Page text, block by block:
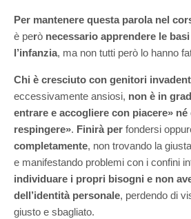
Per mantenere questa parola nel
è però necessario apprendere le
l’infanzia, ma non tutti però lo hanno
Chi è cresciuto con genitori
eccessivamente ansiosi, non è in
entrare e accogliere con piacere» né
respingere». Finirà per fondersi
completamente, non trovando la
e manifestando problemi con i confini
individuare i propri bisogni e non
dell’identità personale, perdendo di
giusto e sbagliato.